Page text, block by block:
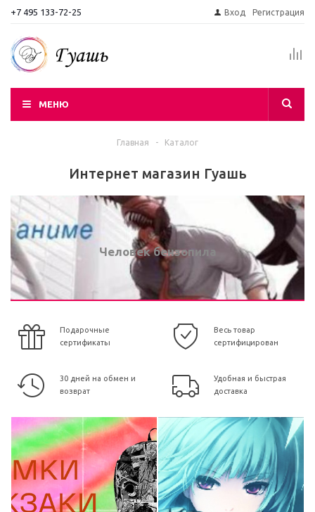
+7 495 133-72-25 Вход Регистрация
МЕНЮ
Главная - Каталог
Интернет магазин Гуашь
Человек бензопила
Подарочные
сертификаты
Весь товар
сертифицирован
30 дней на обмен и
возврат
Удобная и быстрая
доставка